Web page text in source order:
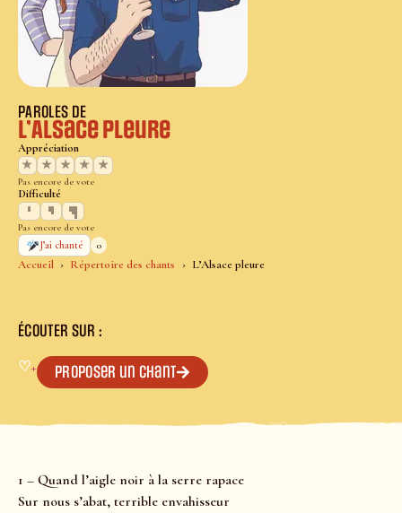
Accueil Répertoire des chants L’Alsace pleure
PAROLES DE
L’Alsace pleure
Appréciation
★
★ ★ ★ ★
Pas encore de vote
Difficulté
Pas encore de vote
J’ai chanté
0
ÉCOUTER SUR :
♡+ Proposer un chant
1 – Quand l’aigle noir à la serre rapace
Sur nous s’abat, terrible envahisseur